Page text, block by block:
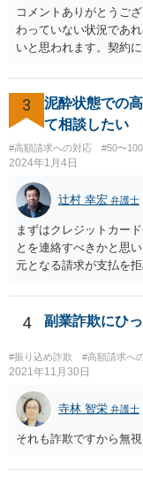
をされてしまっている
などの措置を講じる必
コメントありがとうご
わっていない状況であ
いと思われます。契約
いただけますと幸いで
3
泥酔状態での
て相談したい
#高額請求への対応 #50〜
2024年1月4日
辻村 幸宏 弁護士
まずはクレジットカー
とを連絡すべきかと思
元となる請求が支払を
かなかシビアかもしれ
4 副業詐欺にひ
#振り込め詐欺 #高額請求へ
2021年11月30日
寺林 智栄 弁護士
それも詐欺ですから無視